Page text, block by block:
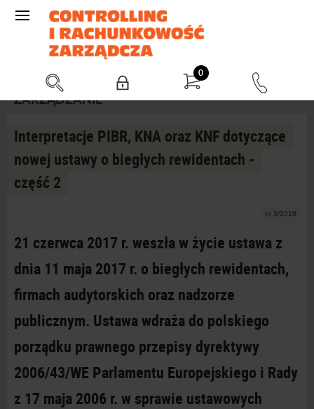
0
ZARZĄDZANIE
Interpretacje PIBR, KNA oraz KNF dotyczące
nowej ustawy o biegłych rewidentach -
część 2
nr 3/2018
21 czerwca 2017 r. weszła w życie ustawa z
dnia 11 maja 2017 r. o biegłych rewidentach,
firmach audytorskich oraz nadzorze
publicznym. Ustawa wdraża do polskiego
porządku prawnego przepisy dyrektywy
2006/43/WE Parlamentu Europejskiego i Rady
z 17 maja 2006 r. w sprawie ustawowych